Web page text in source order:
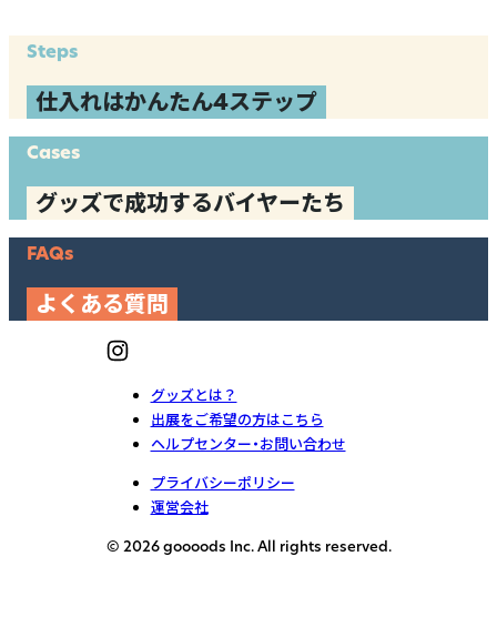
Steps
仕入れはかんたん4ステップ
Cases
グッズで成功するバイヤーたち
FAQs
よくある質問
グッズとは？
出展をご希望の方はこちら
ヘルプセンター・お問い合わせ
プライバシーポリシー
運営会社
© 2026 goooods Inc. All rights reserved.